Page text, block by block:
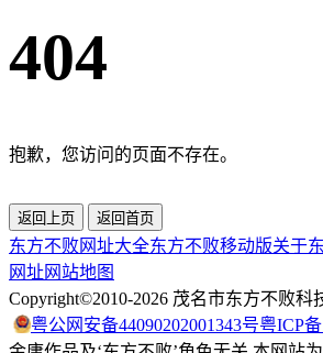
404
抱歉，您访问的页面不存在。
返回上页 返回首页
东方不败网址大全东方不败移动版关于
网址网站地图
Copyright©2010-2026 茂名市东方不败科
粤公网安备44090202001343号粤ICP